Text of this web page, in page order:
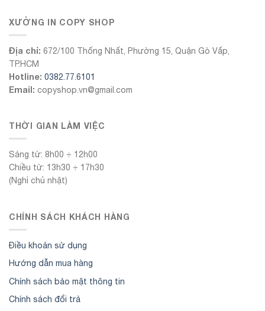
XƯỞNG IN COPY SHOP
Địa chỉ: 672/100 Thống Nhất, Phường 15, Quận Gò Vấp,
TP.HCM
Hotline: 0382.77.6101
Email: copyshop.vn@gmail.com
THỜI GIAN LÀM VIỆC
Sáng từ: 8h00 ÷ 12h00
Chiều từ: 13h30 ÷ 17h30
(Nghỉ chủ nhật)
CHÍNH SÁCH KHÁCH HÀNG
Điều khoản sử dụng
Hướng dẫn mua hàng
Chính sách bảo mật thông tin
Chính sách đổi trả